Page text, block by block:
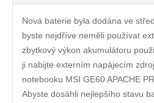
Nová baterie byla dodána ve
byste nejdříve neměli používat
zbytkový výkon akumulátoru
ji nabijte externím napájecím
notebooku MSI GE60 APACHE
Abyste dosáhli nejlepšího stavu